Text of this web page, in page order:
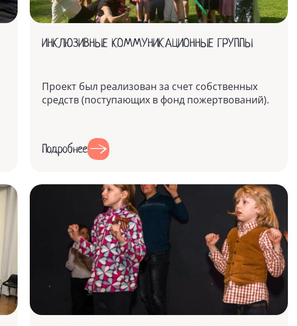
ИНКЛЮЗИВНЫЕ КОММУНИКАЦИОННЫЕ ГРУППЫ
Проект был реализован за счет собственных
средств (поступающих в фонд пожертвований).
Подробнее